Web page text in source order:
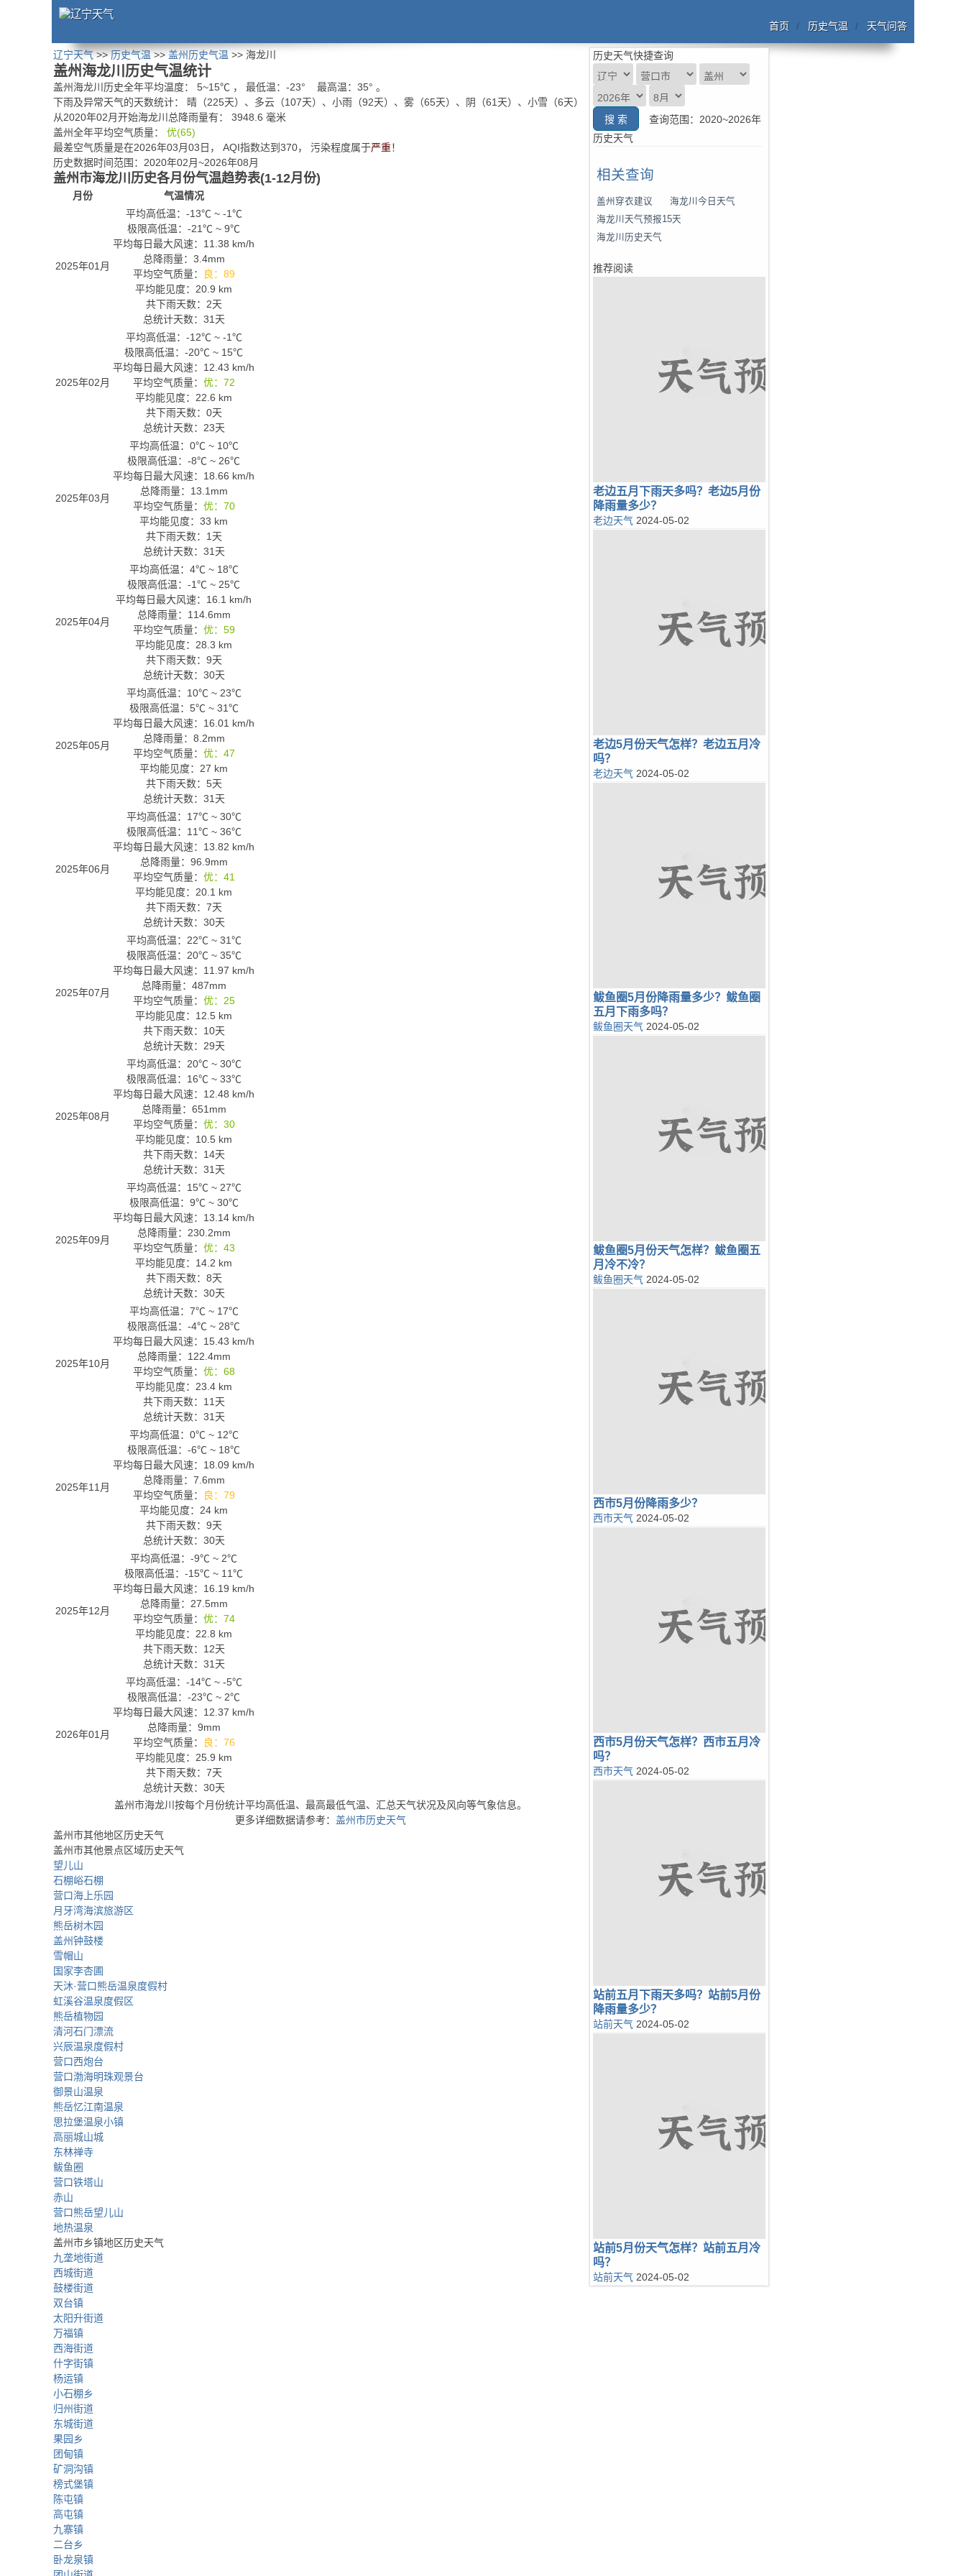
首页 历史气温 天气问答
辽宁天气>>历史气温>>盖州历史气温 >> 海龙川
盖州海龙川历史气温统计
盖州海龙川历史全年平均温度： 5~15℃ ， 最低温： -23° 最高温： 35° 。
下雨及异常天气的天数统计：
晴（225天）、多云（107天）、小雨（92天）、雾（65天）、阴（61天）、小雪（6天）
从2020年02月开始海龙川总降雨量有： 3948.6 毫米
盖州全年平均空气质量： 优(65)
最差空气质量是在2026年03月03日， AQI指数达到370， 污染程度属于严重！
历史数据时间范围：2020年02月~2026年08月
盖州市海龙川历史各月份气温趋势表(1-12月份)
月份 气温情况
2025年01月
平均高低温： -13℃ ~ -1℃
极限高低温： -21℃ ~ 9℃
平均每日最大风速：11.38 km/h
总降雨量：3.4mm
平均空气质量：
良：89
平均能见度：20.9 km
共下雨天数：2天
总统计天数：31天
2025年02月
平均高低温： -12℃ ~ -1℃
极限高低温： -20℃ ~ 15℃
平均每日最大风速：12.43 km/h
平均空气质量： 优：72
平均能见度：22.6 km
共下雨天数：0天
总统计天数：23天
2025年03月
平均高低温： 0℃ ~ 10℃
极限高低温： -8℃ ~ 26℃
平均每日最大风速：18.66 km/h
总降雨量：13.1mm
平均空气质量： 优：70
平均能见度：33 km
共下雨天数：1天
总统计天数：31天
2025年04月
平均高低温： 4℃ ~ 18℃
极限高低温： -1℃ ~ 25℃
平均每日最大风速：16.1 km/h
总降雨量：114.6mm
平均空气质量： 优：59
平均能见度：28.3 km
共下雨天数：9天
总统计天数：30天
2025年05月
平均高低温： 10℃ ~ 23℃
极限高低温： 5℃ ~ 31℃
平均每日最大风速：16.01 km/h
总降雨量：8.2mm
平均空气质量： 优：47
平均能见度：27 km
共下雨天数：5天
总统计天数：31天
2025年06月
平均高低温： 17℃ ~ 30℃
极限高低温： 11℃ ~ 36℃
平均每日最大风速：13.82 km/h
总降雨量：96.9mm
平均空气质量： 优：41
平均能见度：20.1 km
共下雨天数：7天
总统计天数：30天
2025年07月
平均高低温： 22℃ ~ 31℃
极限高低温： 20℃ ~ 35℃
平均每日最大风速：11.97 km/h
总降雨量：487mm
平均空气质量： 优：25
平均能见度：12.5 km
共下雨天数：10天
总统计天数：29天
2025年08月
平均高低温： 20℃ ~ 30℃
极限高低温： 16℃ ~ 33℃
平均每日最大风速：12.48 km/h
总降雨量：651mm
平均空气质量： 优：30
平均能见度：10.5 km
共下雨天数：14天
总统计天数：31天
2025年09月
平均高低温： 15℃ ~ 27℃
极限高低温： 9℃ ~ 30℃
平均每日最大风速：13.14 km/h
总降雨量：230.2mm
平均空气质量： 优：43
平均能见度：14.2 km
共下雨天数：8天
总统计天数：30天
2025年10月
平均高低温： 7℃ ~ 17℃
极限高低温： -4℃ ~ 28℃
平均每日最大风速：15.43 km/h
总降雨量：122.4mm
平均空气质量： 优：68
平均能见度：23.4 km
共下雨天数：11天
总统计天数：31天
2025年11月
平均高低温： 0℃ ~ 12℃
极限高低温： -6℃ ~ 18℃
平均每日最大风速：18.09 km/h
总降雨量：7.6mm
平均空气质量：
良：79
平均能见度：24 km
共下雨天数：9天
总统计天数：30天
2025年12月
平均高低温： -9℃ ~ 2℃
极限高低温： -15℃ ~ 11℃
平均每日最大风速：16.19 km/h
总降雨量：27.5mm
平均空气质量： 优：74
平均能见度：22.8 km
共下雨天数：12天
总统计天数：31天
2026年01月
平均高低温： -14℃ ~ -5℃
极限高低温： -23℃ ~ 2℃
平均每日最大风速：12.37 km/h
总降雨量：9mm
平均空气质量：
良：76
平均能见度：25.9 km
共下雨天数：7天
总统计天数：30天
盖州市海龙川按每个月份统计平均高低温、最高最低气温、汇总天气状况及风向等气象信息。
更多详细数据请参考： 盖州市历史天气
盖州市其他地区历史天气
盖州市其他景点区域历史天气
望儿山
石棚峪石棚
营口海上乐园
月牙湾海滨旅游区
熊岳树木园
盖州钟鼓楼
雪帽山
国家李杏圃
天沐·营口熊岳温泉度假村
虹溪谷温泉度假区
熊岳植物园
清河石门漂流
兴辰温泉度假村
营口西炮台
营口渤海明珠观景台
御景山温泉
熊岳忆江南温泉
思拉堡温泉小镇
高丽城山城
东林禅寺
鲅鱼圈
营口铁塔山
赤山
营口熊岳望儿山
地热温泉
盖州市乡镇地区历史天气
九垄地街道
西城街道
鼓楼街道
双台镇
太阳升街道
万福镇
西海街道
什字街镇
杨运镇
小石棚乡
归州街道
东城街道
果园乡
团甸镇
矿洞沟镇
榜式堡镇
陈屯镇
高屯镇
九寨镇
二台乡
卧龙泉镇
历史天气快捷查询
查询范围：2020~2026年
历史天气
相关查询
盖州穿衣建议
海龙川今日天气
海龙川天气预报15天
海龙川历史天气
推荐阅读
老边五月下雨天多吗？老边5月份
降雨量多少？
老边天气 2024-05-02
老边5月份天气怎样？老边五月冷
吗？
老边天气 2024-05-02
鲅鱼圈5月份降雨量多少？鲅鱼圈
五月下雨多吗？
鲅鱼圈天气 2024-05-02
鲅鱼圈5月份天气怎样？鲅鱼圈五
月冷不冷？
鲅鱼圈天气 2024-05-02
西市5月份降雨多少？
西市天气 2024-05-02
西市5月份天气怎样？西市五月冷
吗？
西市天气 2024-05-02
站前五月下雨天多吗？站前5月份
降雨量多少？
站前天气 2024-05-02
站前5月份天气怎样？站前五月冷
吗？
站前天气 2024-05-02